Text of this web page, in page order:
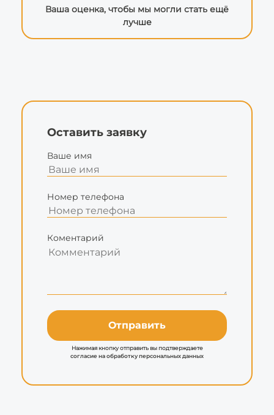
Ваша оценка, чтобы мы могли стать ещё
лучше
Оставить заявку
Ваше имя
Номер телефона
Коментарий
Отправить
Нажимая кнопку отправить вы подтверждаете
согласие на обработку персональных данных